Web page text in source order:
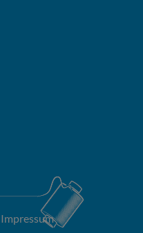
Impressum